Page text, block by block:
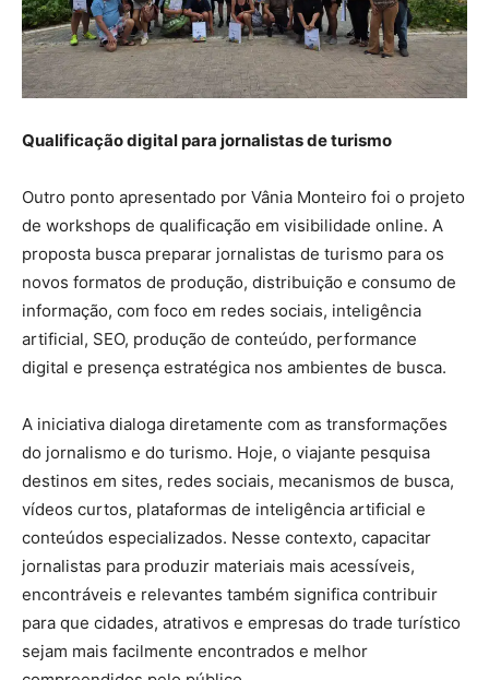
Qualificação digital para jornalistas de turismo
Outro ponto apresentado por Vânia Monteiro foi o projeto
de workshops de qualificação em visibilidade online. A
proposta busca preparar jornalistas de turismo para os
novos formatos de produção, distribuição e consumo de
informação, com foco em redes sociais, inteligência
artificial, SEO, produção de conteúdo, performance
digital e presença estratégica nos ambientes de busca.
A iniciativa dialoga diretamente com as transformações
do jornalismo e do turismo. Hoje, o viajante pesquisa
destinos em sites, redes sociais, mecanismos de busca,
vídeos curtos, plataformas de inteligência artificial e
conteúdos especializados. Nesse contexto, capacitar
jornalistas para produzir materiais mais acessíveis,
encontráveis e relevantes também significa contribuir
para que cidades, atrativos e empresas do trade turístico
sejam mais facilmente encontrados e melhor